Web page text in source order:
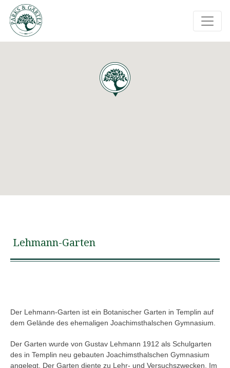
Lehmann-Garten
Der Lehmann-Garten ist ein Botanischer Garten in Templin auf
dem Gelände des ehemaligen Joachimsthalschen Gymnasium.
Der Garten wurde von Gustav Lehmann 1912 als Schulgarten
des in Templin neu gebauten Joachimsthalschen Gymnasium
angelegt. Der Garten diente zu Lehr- und Versuchszwecken. Im